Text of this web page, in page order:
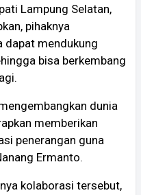
Lampung Selatan,
pihaknya
dapat mendukung
bisa berkembang
dunia
memberikan
penerangan guna
Ermanto.
kolaborasi tersebut,